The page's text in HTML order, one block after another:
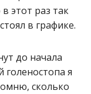
этот раз так
в графике.
до начала
голеностопа я
сколько